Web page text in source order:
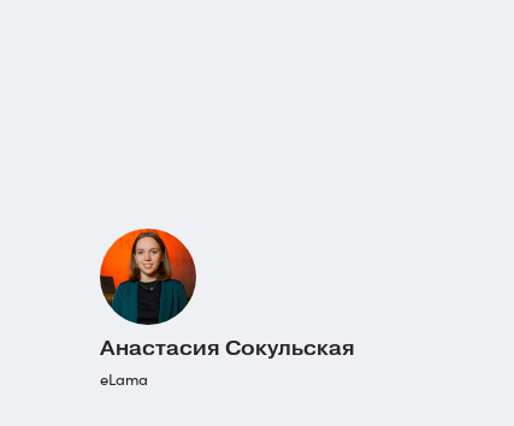
Анастасия Сокульская
eLama